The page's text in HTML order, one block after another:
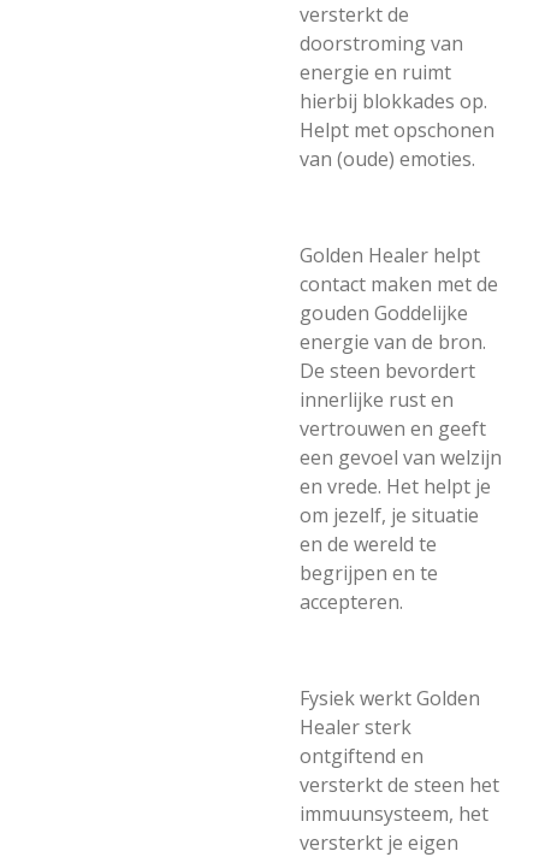
versterkt de
doorstroming van
energie en ruimt
hierbij blokkades op.
Helpt met opschonen
van (oude) emoties.
Golden Healer helpt
contact maken met de
gouden Goddelijke
energie van de bron.
De steen bevordert
innerlijke rust en
vertrouwen en geeft
een gevoel van welzijn
en vrede. Het helpt je
om jezelf, je situatie
en de wereld te
begrijpen en te
accepteren.
Fysiek werkt Golden
Healer sterk
ontgiftend en
versterkt de steen het
immuunsysteem, het
versterkt je eigen